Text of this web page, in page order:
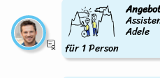
Adele
für 1 Person